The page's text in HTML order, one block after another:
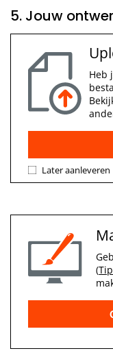
5. Jouw
Heb
Later aanleveren
(